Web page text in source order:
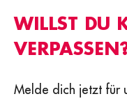
WILLST DU
Melde dich jetzt für